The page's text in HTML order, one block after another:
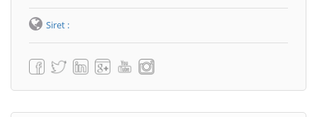
Siret :